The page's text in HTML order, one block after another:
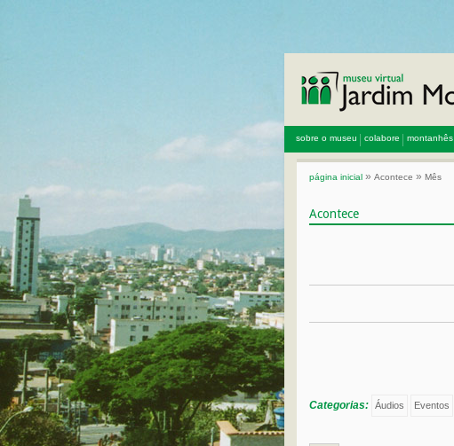
sobre o museu colabore montanhês
página inicial » Acontece » Mês
Acontece
Categorias: Áudios Eventos